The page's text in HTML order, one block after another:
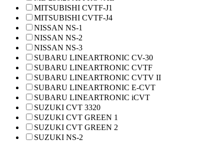
MITSUBISHI CVTF-J1
MITSUBISHI CVTF-J4
NISSAN NS-1
NISSAN NS-2
NISSAN NS-3
SUBARU LINEARTRONIC CV-30
SUBARU LINEARTRONIC CVTF
SUBARU LINEARTRONIC CVTV II
SUBARU LINEARTRONIC E-CVT
SUBARU LINEARTRONIC iCVT
SUZUKI CVT 3320
SUZUKI CVT GREEN 1
SUZUKI CVT GREEN 2
SUZUKI NS-2